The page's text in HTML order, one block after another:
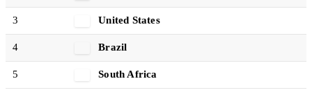
3 United States
4 Brazil
5 South Africa